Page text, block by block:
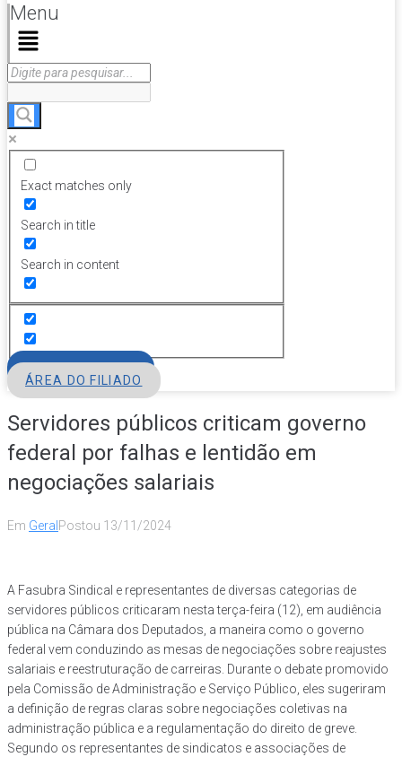
Menu
Exact matches only
Search in title
Search in content
ÁREA DO FILIADO
Servidores públicos criticam governo
federal por falhas e lentidão em
negociações salariais
Em Geral Postou 13/11/2024
A Fasubra Sindical e representantes de diversas categorias de
servidores públicos criticaram nesta terça-feira (12), em audiência
pública na Câmara dos Deputados, a maneira como o governo
federal vem conduzindo as mesas de negociações sobre reajustes
salariais e reestruturação de carreiras. Durante o debate promovido
pela Comissão de Administração e Serviço Público, eles sugeriram
a definição de regras claras sobre negociações coletivas na
administração pública e a regulamentação do direito de greve.
Segundo os representantes de sindicatos e associações de